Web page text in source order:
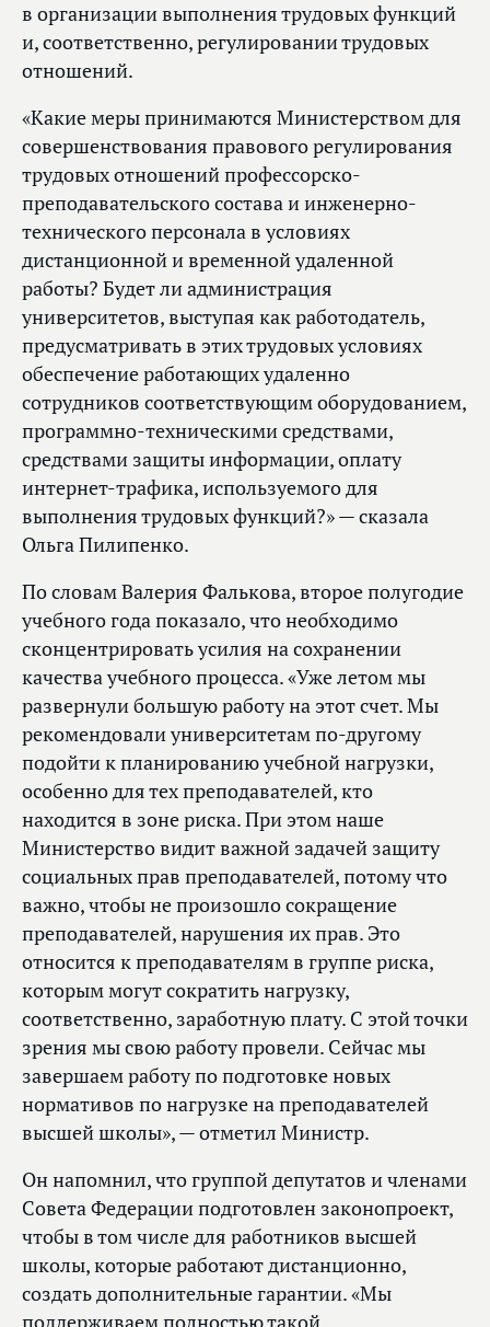
в организации выполнения трудовых функций
и, соответственно, регулировании трудовых
отношений.
«Какие меры принимаются Министерством для
совершенствования правового регулирования
трудовых отношений профессорско-
преподавательского состава и инженерно-
технического персонала в условиях
дистанционной и временной удаленной
работы? Будет ли администрация
университетов, выступая как работодатель,
предусматривать в этих трудовых условиях
обеспечение работающих удаленно
сотрудников соответствующим оборудованием,
программно-техническими средствами,
средствами защиты информации, оплату
интернет-трафика, используемого для
выполнения трудовых функций?» — сказала
Ольга Пилипенко.
По словам Валерия Фалькова, второе полугодие
учебного года показало, что необходимо
сконцентрировать усилия на сохранении
качества учебного процесса. «Уже летом мы
развернули большую работу на этот счет. Мы
рекомендовали университетам по‑другому
подойти к планированию учебной нагрузки,
особенно для тех преподавателей, кто
находится в зоне риска. При этом наше
Министерство видит важной задачей защиту
социальных прав преподавателей, потому что
важно, чтобы не произошло сокращение
преподавателей, нарушения их прав. Это
относится к преподавателям в группе риска,
которым могут сократить нагрузку,
соответственно, заработную плату. С этой точки
зрения мы свою работу провели. Сейчас мы
завершаем работу по подготовке новых
нормативов по нагрузке на преподавателей
высшей школы», — отметил Министр.
Он напомнил, что группой депутатов и членами
Совета Федерации подготовлен законопроект,
чтобы в том числе для работников высшей
школы, которые работают дистанционно,
создать дополнительные гарантии. «Мы